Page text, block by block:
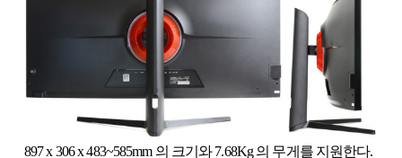
897 x 306 x 483~585mm 의 크기와 7.68Kg 의 무게를 지원한다.